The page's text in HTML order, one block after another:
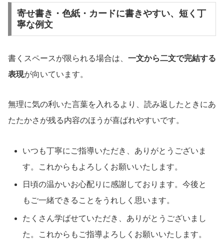
寄せ書き・色紙・カードに書きやすい、短く丁
寧な例文
書くスペースが限られる場合は、 一文から二文で完結する
表現が向いています。
無理に気の利いた言葉を入れるより、読み返したときにあ
たたかさが残る内容のほうが喜ばれやすいです。
いつも丁寧にご指導いただき、ありがとうございま
す。これからもよろしくお願いいたします。
日頃の温かいお心配りに感謝しております。今後と
もご一緒できることをうれしく思います。
たくさん学ばせていただき、ありがとうございまし
た。これからもご指導よろしくお願いいたします。